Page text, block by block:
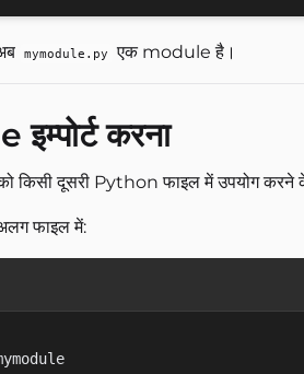
mymodule.py एक module है।
करना
किसी दूसरी Python फाइल में उपयोग करने
फाइल में: